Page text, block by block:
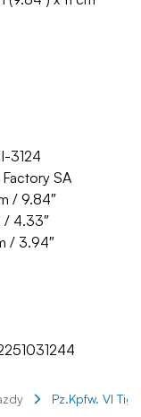
3124
SA
/ 9.84″
/ 4.33″
/ 3.94″
Pz.Kpfw. VI